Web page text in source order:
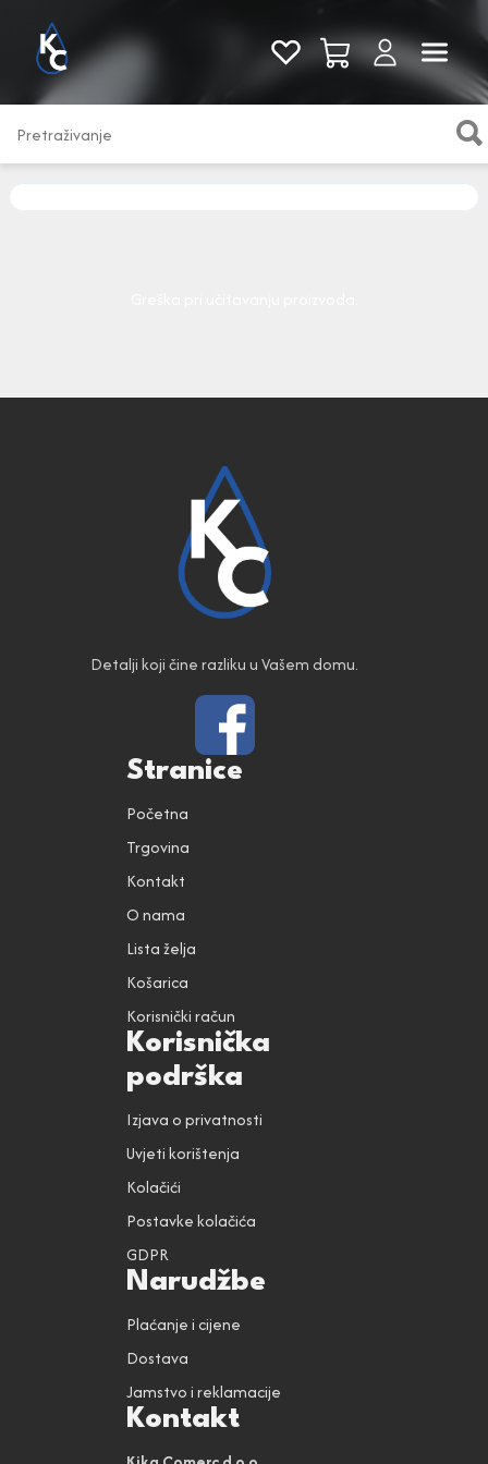
Pogledaj sve
Detalji koji čine razliku u Vašem domu.
Stranice
Početna
Trgovina
Kontakt
O nama
Lista želja
Košarica
Korisnički račun
Korisnička
podrška
Izjava o privatnosti
Uvjeti korištenja
Kolačići
Postavke kolačića
GDPR
Narudžbe
Plaćanje i cijene
Dostava
Jamstvo i reklamacije
Kontakt